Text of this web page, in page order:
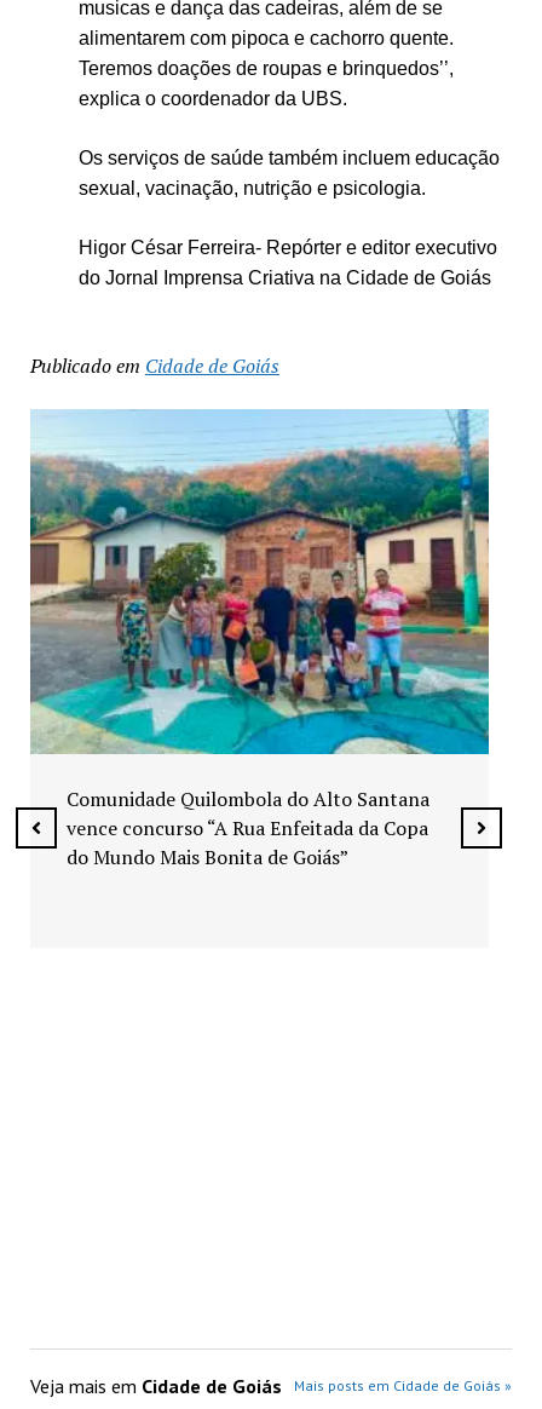
musicas e dança das cadeiras, além de se
alimentarem com pipoca e cachorro quente.
Teremos doações de roupas e brinquedos’’,
explica o coordenador da UBS.
Os serviços de saúde também incluem educação
sexual, vacinação, nutrição e psicologia.
Higor César Ferreira- Repórter e editor executivo
do Jornal Imprensa Criativa na Cidade de Goiás
Publicado em Cidade de Goiás
Exposição “Arte em Cores” leva pinturas a
espaços públicos de Senador Canedo
Veja mais em Cidade de Goiás Mais posts em Cidade de Goiás »